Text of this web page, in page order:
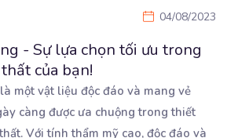
04/08/2023
- Sự lựa chọn tối ưu trong
của bạn!
một vật liệu độc đáo và mang vẻ
càng được ưa chuộngtrong thiết
Với tính thẩm mỹ cao, độc đáo và